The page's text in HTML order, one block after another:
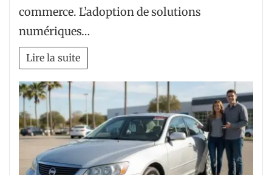
commerce. L’adoption de solutions
numériques…
Lire la suite